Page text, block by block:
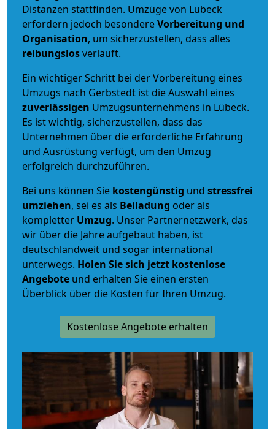
Distanzen stattfinden. Umzüge von Lübeck
erfordern jedoch besondereVorbereitung und
Organisation, um sicherzustellen, dass alles
reibungslosverläuft.
Ein wichtiger Schritt bei der Vorbereitung eines
Umzugs nach Gerbstedt ist die Auswahl eines
zuverlässigen Umzugsunternehmens in Lübeck.
Es ist wichtig, sicherzustellen, dass das
Unternehmen über die erforderliche Erfahrung
und Ausrüstung verfügt, um den Umzug
erfolgreich durchzuführen.
Bei uns können Sie kostengünstig und stressfrei
umziehen, sei es als Beiladung oder als
kompletter Umzug. Unser Partnernetzwerk, das
wir über die Jahre aufgebaut haben, ist
deutschlandweit und sogar international
unterwegs. Holen Sie sich jetzt kostenlose
Angebote und erhalten Sie einen ersten
Überblick über die Kosten für Ihren Umzug.
Kostenlose Angebote erhalten